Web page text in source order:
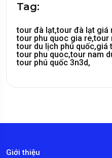
Tag:
tour đà lạt,tour đà lạt giá
tour phu quoc gia re,tour
tour du lịch phú quốc,giá
tour phu quoc,tour nam
tour phú quốc 3n3d,
Giới thiệu